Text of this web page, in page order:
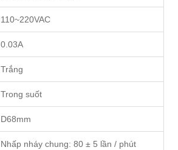
110~220VAC
0.03A
Trắng
Trong suốt
D68mm
Nhấp nháy chung: 80 ± 5 lần / phút